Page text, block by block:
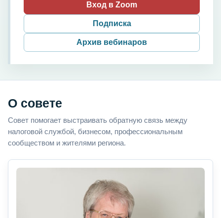
Вход в Zoom
Подписка
Архив вебинаров
О совете
Совет помогает выстраивать обратную связь между
налоговой службой, бизнесом, профессиональным
сообществом и жителями региона.